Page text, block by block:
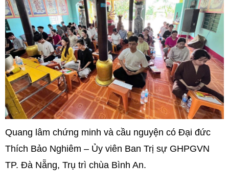
Quang lâm chứng minh và cầu nguyện có Đại đức
Thích Bảo Nghiêm – Ủy viên Ban Trị sự GHPGVN
TP. Đà Nẵng, Trụ trì chùa Bình An.